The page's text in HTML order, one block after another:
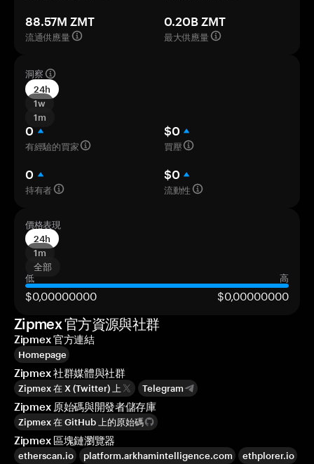
88.57M ZMT
流通供應量
0.20B ZMT
最大供應量
洞察
24h
1w
1m
0
有經驗的買家
$0
買壓
0
持有者
$0
流動性
價格表現
24h
1m
全部
低
高
$0,00000000
$0,00000000
Zipmex 官方資源與社群
Zipmex 官方連結
Homepage
Zipmex 社群媒體與社群
Zipmex 在 X (Twitter) 上 Telegram
Zipmex 原始碼與開發者儲存庫
Zipmex 在 GitHub 上的原始碼
Zipmex 區塊鏈瀏覽器
etherscan.io platform.arkhamintelligence.com ethplorer.io